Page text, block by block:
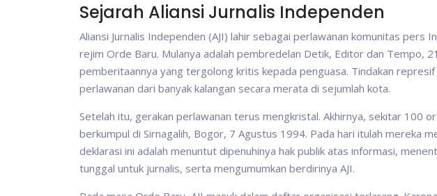
Sejarah Aliansi Jurnalis Independen
Aliansi Jurnalis Independen (AJI) lahir sebagai perlawanan komunitas pers
rejim Orde Baru. Mulanya adalah pembredelan Detik, Editor dan Tempo,
pemberitaannya yang tergolong kritis kepada penguasa. Tindakan
perlawanan dari banyak kalangan secara merata di sejumlah kota.
Setelah itu, gerakan perlawanan terus mengkristal. Akhirnya, sekitar 100
berkumpul di Sirnagalih, Bogor, 7 Agustus 1994. Pada hari itulah mereka
deklarasi ini adalah menuntut dipenuhinya hak publik atas informasi,
tunggal untuk jurnalis, serta mengumumkan berdirinya AJI.